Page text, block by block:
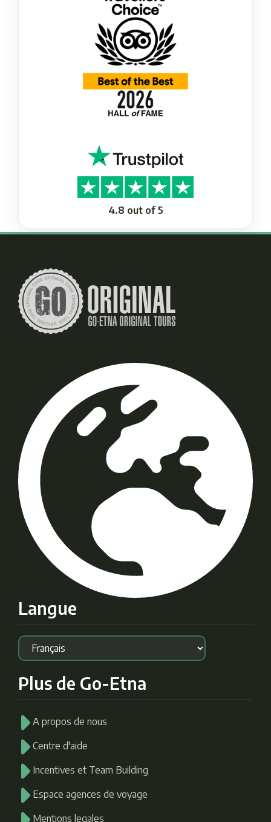
4.8 out of 5
Langue
Plus de Go-Etna
A propos de nous
Centre d'aide
Incentives et Team Building
Espace agences de voyage
Mentions legales